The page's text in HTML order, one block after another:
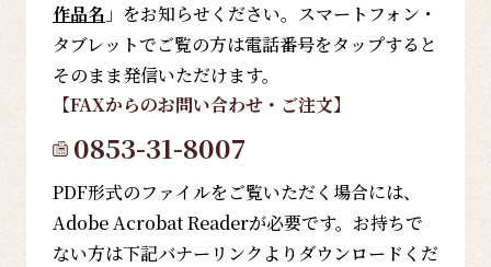
作品名 」をお知らせください。スマートフォン・
タブレットでご覧の方は電話番号をタップすると
そのまま発信いただけます。
【FAXからのお問い合わせ・ご注文】
0853-31-8007
PDF形式のファイルをご覧いただく場合には、
Adobe Acrobat Readerが必要です。お持ちで
ない方は下記バナーリンクよりダウンロードくだ